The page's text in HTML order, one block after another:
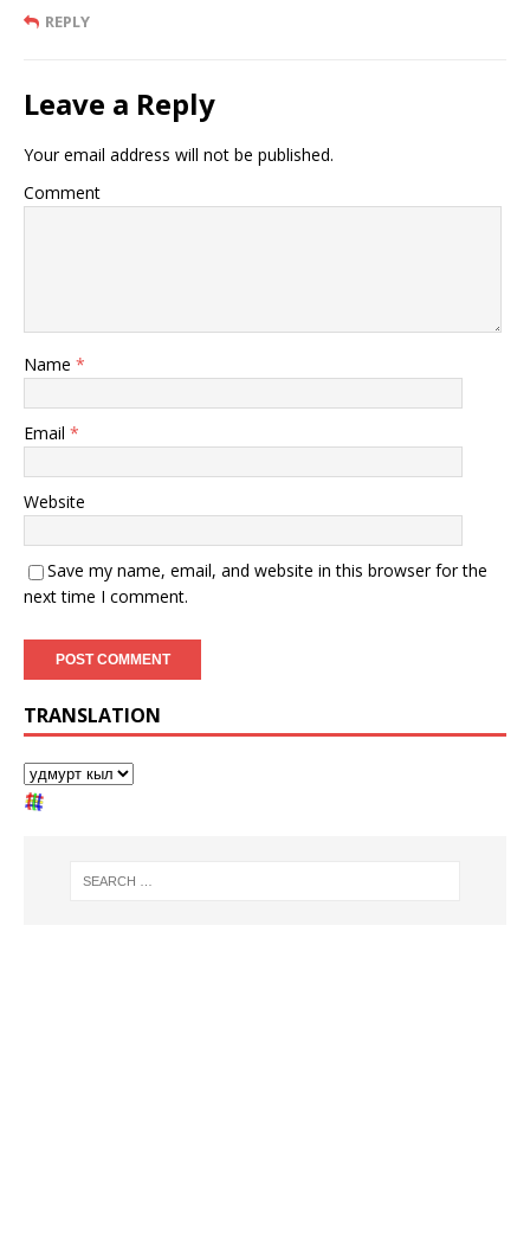
REPLY
Leave a Reply
Your email address will not be published.
Comment
Name *
Email *
Website
Save my name, email, and website in this browser for the
next time I comment.
TRANSLATION